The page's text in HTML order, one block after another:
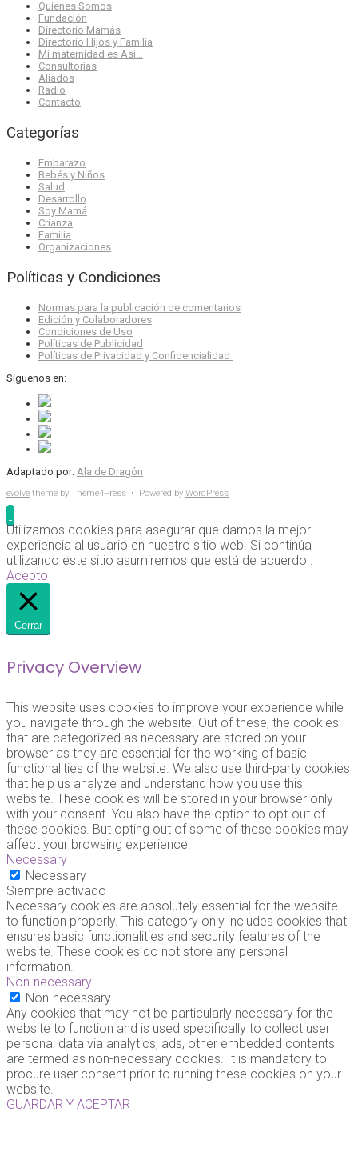
Quienes Somos
Fundación
Directorio Mamás
Directorio Hijos y Familia
Mi maternidad es Así…
Consultorías
Aliados
Radio
Contacto
Categorías
Embarazo
Bebés y Niños
Salud
Desarrollo
Soy Mamá
Crianza
Familia
Organizaciones
Políticas y Condiciones
Normas para la publicación de comentarios
Edición y Colaboradores
Condiciones de Uso
Políticas de Publicidad
Políticas de Privacidad y Confidencialidad
Síguenos en:
Adaptado por: Ala de Dragón
evolve theme by Theme4Press • Powered by WordPress
Utilizamos cookies para asegurar que damos la mejor
experiencia al usuario en nuestro sitio web. Si continúa
utilizando este sitio asumiremos que está de acuerdo..
Acepto
Cerrar
Privacy Overview
This website uses cookies to improve your experience while
you navigate through the website. Out of these, the cookies
that are categorized as necessary are stored on your
browser as they are essential for the working of basic
functionalities of the website. We also use third-party cookies
that help us analyze and understand how you use this
website. These cookies will be stored in your browser only
with your consent. You also have the option to opt-out of
these cookies. But opting out of some of these cookies may
affect your browsing experience.
Necessary
Necessary
Siempre activado
Necessary cookies are absolutely essential for the website
to function properly. This category only includes cookies that
ensures basic functionalities and security features of the
website. These cookies do not store any personal
information.
Non-necessary
Non-necessary
Any cookies that may not be particularly necessary for the
website to function and is used specifically to collect user
personal data via analytics, ads, other embedded contents
are termed as non-necessary cookies. It is mandatory to
procure user consent prior to running these cookies on your
website.
GUARDAR Y ACEPTAR